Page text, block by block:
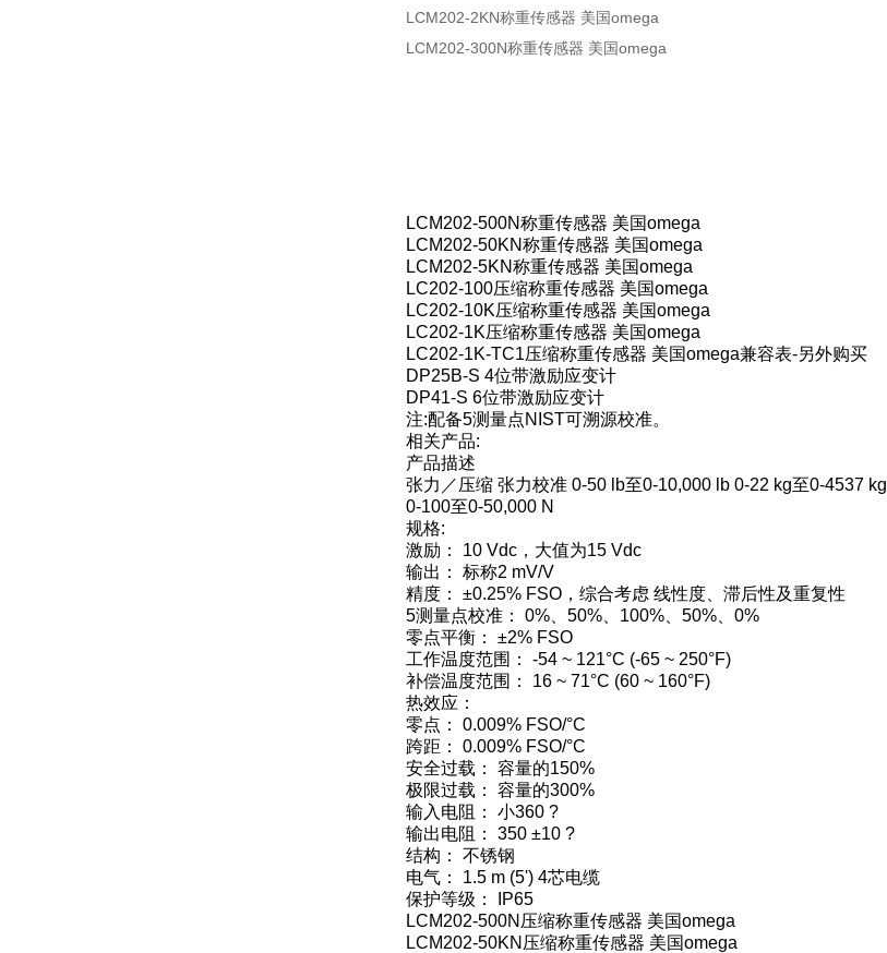
LCM202-2KN称重传感器 美国omega
LCM202-300N称重传感器 美国omega
LCM202-500N称重传感器 美国omega
LCM202-50KN称重传感器 美国omega
LCM202-5KN称重传感器 美国omega
LC202-100压缩称重传感器 美国omega
LC202-10K压缩称重传感器 美国omega
LC202-1K压缩称重传感器 美国omega
LC202-1K-TC1压缩称重传感器 美国omega兼容表-另外购买
DP25B-S 4位带激励应变计
DP41-S 6位带激励应变计
注:配备5测量点NIST可溯源校准。
相关产品:
产品描述
张力／压缩 张力校准 0-50 lb至0-10,000 lb 0-22 kg至0-4537 kg
0-100至0-50,000 N
规格:
激励： 10 Vdc，大值为15 Vdc
输出： 标称2 mV/V
精度： ±0.25% FSO，综合考虑 线性度、滞后性及重复性
5测量点校准： 0%、50%、100%、50%、0%
零点平衡： ±2% FSO
工作温度范围： -54 ~ 121°C (-65 ~ 250°F)
补偿温度范围： 16 ~ 71°C (60 ~ 160°F)
热效应：
零点： 0.009% FSO/°C
跨距： 0.009% FSO/°C
安全过载： 容量的150%
极限过载： 容量的300%
输入电阻： 小360 ?
输出电阻： 350 ±10 ?
结构： 不锈钢
电气： 1.5 m (5') 4芯电缆
保护等级： IP65
LCM202-500N压缩称重传感器 美国omega
LCM202-50KN压缩称重传感器 美国omega